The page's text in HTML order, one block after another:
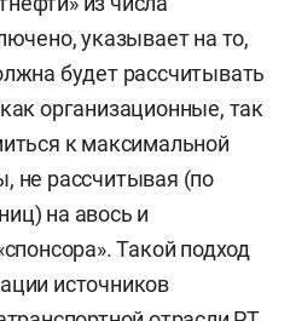
указывает на то,
будет рассчитывать
организационные, так
к максимальной
не рассчитывая (по
на авось и
Такой подход
источников